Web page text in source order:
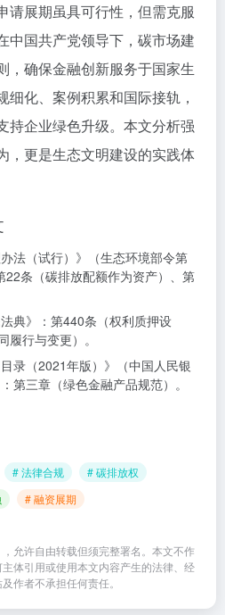
请展期虽具可行性，但需克服
中国共产党领导下，碳市场建
，确保金融创新服务于国家生
化、案例积累和国际接轨，
持企业绿色升级。本文分析强
，更是生态文明建设的实践体
法（试行）》（生态环境部令第
22条（碳排放配额作为资产）、第
法典》：第440条（权利质押设
履行与变更）。
录（2021年版）》（中国人民银
第三章（绿色金融产品规范）。
# 法律合规
# 碳排放权
# 融资展期
允许自由转载但须完整署名。本文不作
体引用或使用本文内容产生的法律、经
作者不承担任何责任。